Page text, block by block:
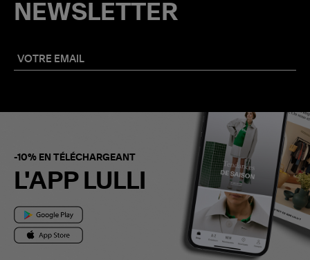
NEWSLETTER
-10% EN TÉLÉCHARGEANT
L'APP LULLI